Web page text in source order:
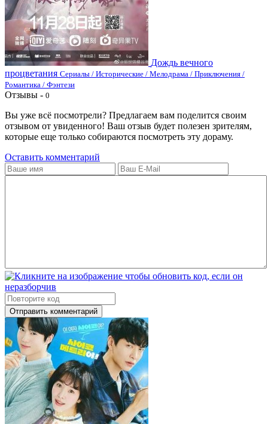
Дождь вечного
процветания Сериалы / Исторические / Мелодрама / Приключения /
Романтика / Фэнтези
Отзывы - 0
Вы уже всё посмотрели? Предлагаем вам поделится своим
отзывом от увиденного! Ваш отзыв будет полезен зрителям,
которые еще только собираются посмотреть эту дораму.
Оставить комментарий
Отправить комментарий